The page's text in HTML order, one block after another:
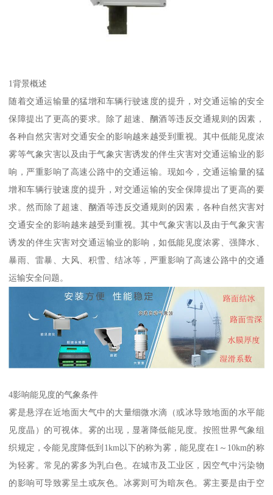
1背景概述
随着交通运输量的猛增和车辆行驶速度的提升，对交通运输的安全
保障提出了更高的要求。除了超速、酗酒等违反交通规则的因素，
各种自然灾害对交通安全的影响越来越受到重视。其中低能见度浓
雾等气象灾害以及由于气象灾害诱发的伴生灾害对交通运输业的影
响，严重影响了高速公路中的交通运输。现如今，交通运输量的猛
增和车辆行驶速度的提升，对交通运输的安全保障提出了更高的要
求。然而除了超速、酗酒等违反交通规则的因素，各种自然灾害对
交通安全的影响越来越受到重视。其中气象灾害以及由于气象灾害
诱发的伴生灾害对交通运输业的影响，如低能见度浓雾、强降水、
暴雨、雷暴、大风、积雪、结冰等，严重影响了高速公路中的交通
运输安全问题。
4影响能见度的气象条件
雾是悬浮在近地面大气中的大量细微水滴（或冰导致地面的水平能
见度晶）的可视体。雾的出现，显著降低能见度。按照世界气象组
织规定，令能见度降低到1km以下的称为雾，能见度在1～10km的称
为轻雾。常见的雾多为乳白色。在城市及工业区，因空气中污染物
的影响可导致雾呈土或灰色。冰雾则可为暗灰色。雾主要是由于空